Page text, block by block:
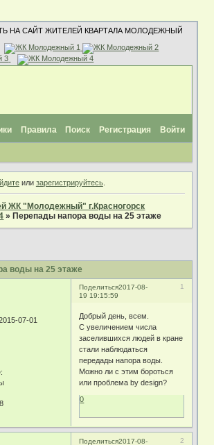
НА САЙТ ЖИТЕЛЕЙ КВАРТАЛА МОЛОДЕЖНЫЙ
Правила Поиск Регистрация Войти
или зарегистрируйтесь.
ЖК "Молодежный" г.Красногорск
» Перепады напора воды на 25 этаже
воды на 25 этаже
Поделиться 1
2017-08-
19 19:15:59
07-01
Добрый день, всем.
С увеличением числа
заселившихся людей в кране
стали наблюдаться
передады напора воды.
Можно ли с этим бороться
или проблема by design?
0
Поделиться 2
2017-08-